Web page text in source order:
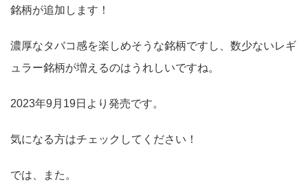
銘柄が追加します！
濃厚なタバコ感を楽しめそうな銘柄ですし、数少ないレギ
ュラー銘柄が増えるのはうれしいですね。
2023年9月19日より発売です。
気になる方はチェックしてください！
では、また。